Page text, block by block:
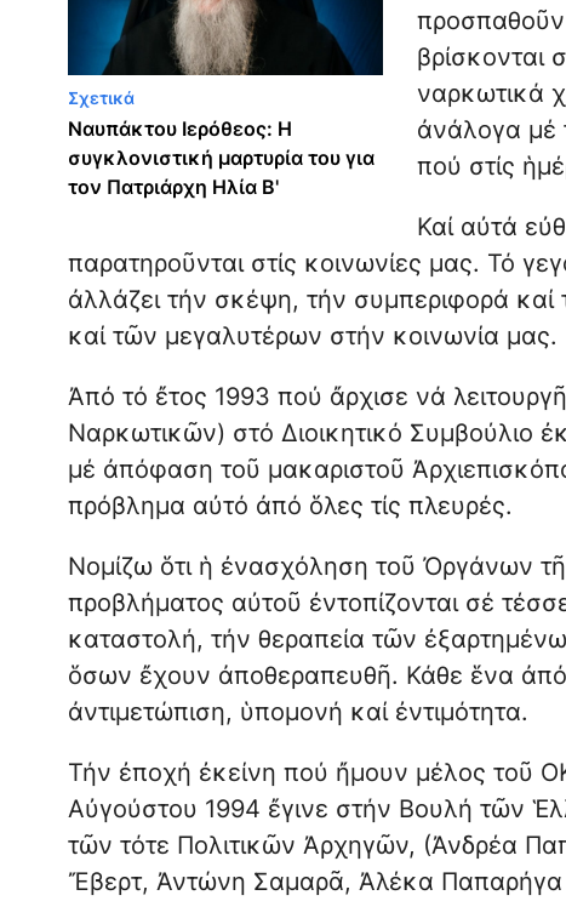
Σχετικά
Ναυπάκτου Ιερόθεος: Η
συγκλονιστική μαρτυρία του για
τον Πατριάρχη Ηλία Β'
βρίσκονται
ναρκωτικά
ἀνάλογα μέ
πού στίς
Καί αὐτά
παρατηροῦνται στίς κοινωνίες μας. Τό
ἀλλάζει τήν σκέψη, τήν συμπεριφορά
καί τῶν μεγαλυτέρων στήν κοινωνία μας.
Ἀπό τό ἔτος 1993 πού ἄρχισε νά
Ναρκωτικῶν) στό Διοικητικό
μέ ἀπόφαση τοῦ μακαριστοῦ
πρόβλημα αὐτό ἀπό ὅλες τίς πλευρές.
Νομίζω ὅτι ἡ ἐνασχόληση τοῦ Ὀργάνων
προβλήματος αὐτοῦ ἐντοπίζονται σέ
καταστολή, τήν θεραπεία τῶν
ὅσων ἔχουν ἀποθεραπευθῆ. Κάθε ἕνα ἀπό
ἀντιμετώπιση, ὑπομονή καί ἐντιμότητα.
Τήν ἐποχή ἐκείνη πού ἤμουν μέλος τοῦ
Αὐγούστου 1994 ἔγινε στήν Βουλή τῶν
τῶν τότε Πολιτικῶν Ἀρχηγῶν, (Ἀνδρέα
Ἔβερτ, Ἀντώνη Σαμαρᾶ, Ἀλέκα Παπαρήγα